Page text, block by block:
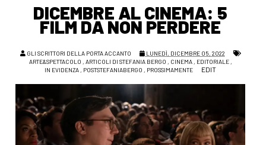
DICEMBRE AL CINEMA: 5
FILM DA NON PERDERE
GLI SCRITTORI DELLA PORTA ACCANTO
LUNEDÌ, DICEMBRE 05, 2022
ARTE&SPETTACOLO , ARTICOLI DI STEFANIA BERGO , CINEMA, EDITORIALE,
IN EVIDENZA , POSTSTEFANIABERGO , PROSSIMAMENTE EDIT